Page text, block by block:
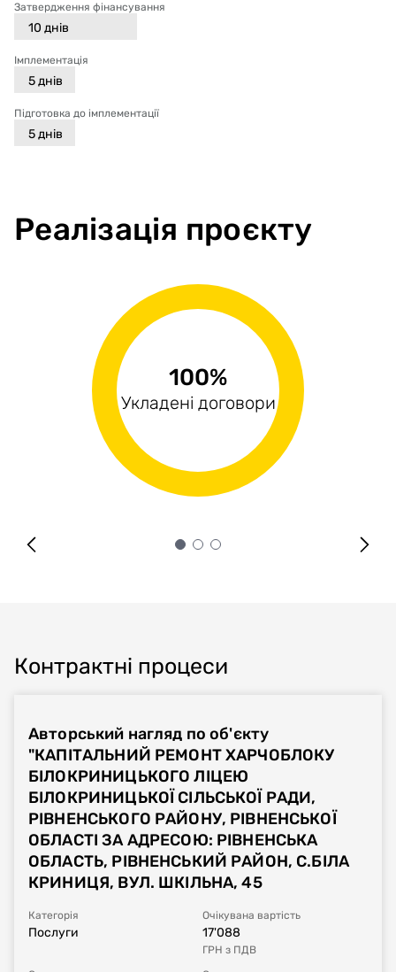
Затвердження фінансування
10 днів
Імплементація
5днів
Підготовка до імплементації
5днів
Реалізація проєкту
100%
Укладені договори
1.33%
Виконані поставки
75.48%
Оплачені рахунки
Контрактні процеси
Авторський нагляд по об'єкту
"КАПІТАЛЬНИЙ РЕМОНТ ХАРЧОБЛОКУ
БІЛОКРИНИЦЬКОГО ЛІЦЕЮ
БІЛОКРИНИЦЬКОЇ СІЛЬСЬКОЇ РАДИ,
РІВНЕНСЬКОГО РАЙОНУ, РІВНЕНСЬКОЇ
ОБЛАСТІ ЗА АДРЕСОЮ: РІВНЕНСЬКА
ОБЛАСТЬ, РІВНЕНСЬКИЙ РАЙОН, С.БІЛА
КРИНИЦЯ, ВУЛ. ШКІЛЬНА, 45
Категорія
Послуги
Очікувана вартість
17'088
ГРН з ПДВ